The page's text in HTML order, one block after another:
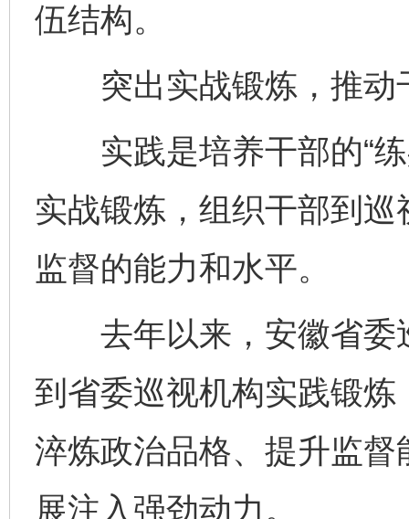
伍结构。
突出实战锻炼，推动
实践是培养干部的“练
实战锻炼，组织干部到
监督的能力和水平。
去年以来，安徽省委
到省委巡视机构实践锻
淬炼政治品格、提升监
展注入强劲动力。